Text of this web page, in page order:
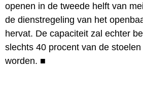
openen in de tweede helft van
de dienstregeling van het
hervat. De capaciteit zal echter
slechts 40 procent van de
worden. ■